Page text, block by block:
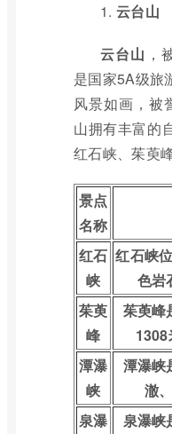
1. 云台山
云台山 ，
是国家5A级旅
风景如画，被
山拥有丰富的
红石峡、茱萸
景点
名称
红石
峡
红石峡
色岩
茱萸
峰
茱萸峰
1308
潭瀑
峡
潭瀑峡
澈
泉瀑
泉瀑峡